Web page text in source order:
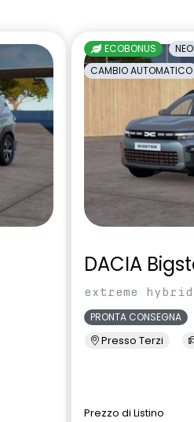
ECOBONUS
CAMBIO AUTOMATICO
DACIA
extreme
PRONTA CONSEGNA
Presso Terzi
Prezzo di Listino